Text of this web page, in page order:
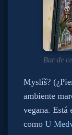
Bar de
Myslíš?
ambiente
vegana. Está
como U